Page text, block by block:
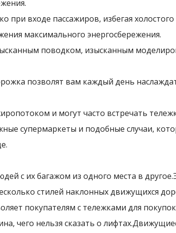
при входе пассажиров, избегая холостого
максимального энергосбережения.
поводком, изысканным
позволят вам каждый день
и могут часто встречать
супермаркеты и подобные случаи,
с их багажом из одного места в
стилей наклонных движущихся
покупателям с тележками для
чего нельзя сказать о